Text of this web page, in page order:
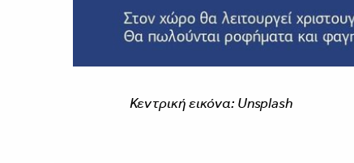
Κεντρική εικόνα: Unsplash